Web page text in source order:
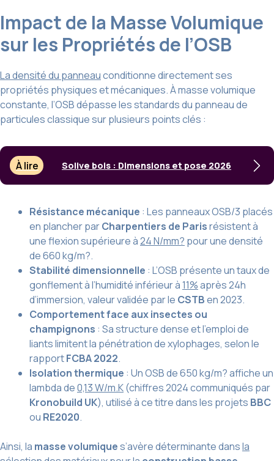
Impact de la Masse Volumique
sur les Propriétés de l’OSB
La densité du panneauconditionne directement ses
propriétés physiques et mécaniques. À masse volumique
constante, l’OSB dépasse les standards du panneau de
particules classique sur plusieurs points clés :
À lire Solive bois : Dimensions et pose 2026
Résistance mécanique : Les panneaux OSB/3 placés
en plancher parCharpentiers de Parisrésistent à
une flexion supérieure à24 N/mm? pour une densité
de 660 kg/m?.
Stabilité dimensionnelle : L’OSB présente un taux de
gonflement à l’humidité inférieur à11%après 24h
d’immersion, valeur validée par le CSTBen 2023.
Comportement face aux insectes ou
champignons : Sa structure dense et l’emploi de
liants limitent la pénétration de xylophages, selon le
rapportFCBA 2022.
Isolation thermique : Un OSB de 650 kg/m? affiche un
lambda de0,13 W/m.K(chiffres 2024 communiqués par
Kronobuild UK), utilisé à ce titre dans les projets BBC
ou RE2020.
Ainsi, la masse volumiques’avère déterminante dansla